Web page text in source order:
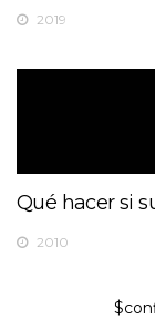
2019
Qué hacer si
2010